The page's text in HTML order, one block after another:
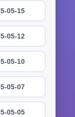
05-15
05-12
05-10
05-07
05-05